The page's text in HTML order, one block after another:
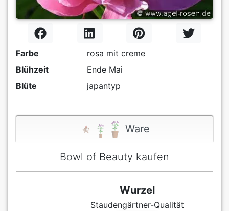
Farbe
rosa mit creme
Blühzeit
Ende Mai
Blüte
japantyp
Ware
Bowl of Beauty kaufen
Wurzel
Staudengärtner-Qualität